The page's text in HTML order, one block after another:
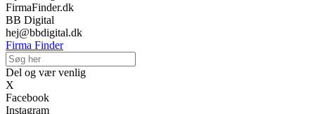
FirmaFinder.dk
BB Digital
hej@bbdigital.dk
Firma Finder
Del og vær venlig
X
Facebook
Instagram